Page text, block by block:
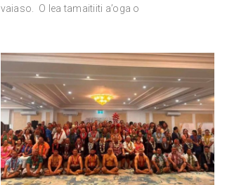
vaiaso. O lea tamaitiiti a’oga o